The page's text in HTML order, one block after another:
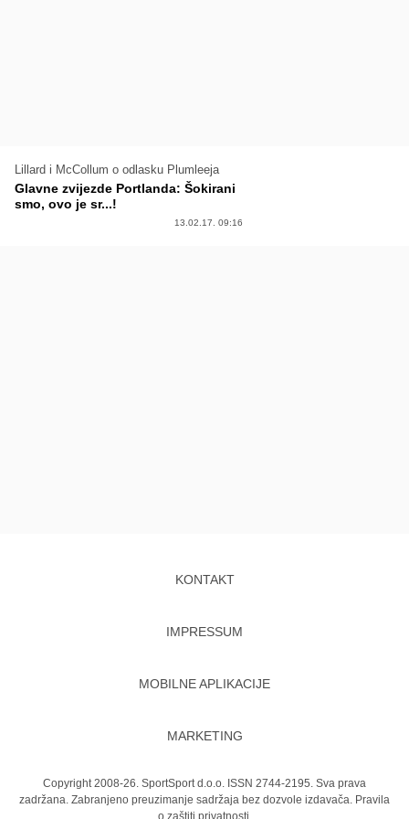
Lillard i McCollum o odlasku Plumleeja
Glavne zvijezde Portlanda: Šokirani
smo, ovo je sr...!
13.02.17. 09:16
KONTAKT
IMPRESSUM
MOBILNE APLIKACIJE
MARKETING
Copyright 2008-26. SportSport d.o.o. ISSN 2744-2195. Sva prava
zadržana. Zabranjeno preuzimanje sadržaja bez dozvole izdavača. Pravila
o zaštiti privatnosti.